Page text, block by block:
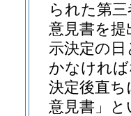
られた第
意見書を
示決定の
かなけれ
決定後直ち
意見書」と